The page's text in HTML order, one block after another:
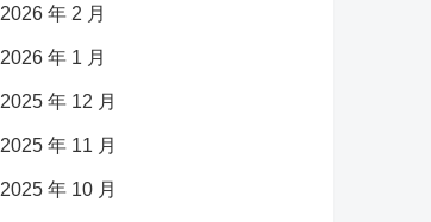
2026 年 2 月
2026 年 1 月
2025 年 12 月
2025 年 11 月
2025 年 10 月